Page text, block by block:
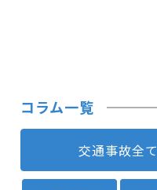
コラム一覧
交通事故全て